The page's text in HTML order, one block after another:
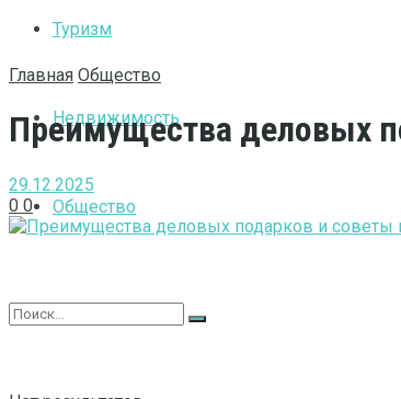
Туризм
Недвижимость
Общество
Главная Общество
Преимущества деловых
29.12.2025
0 0